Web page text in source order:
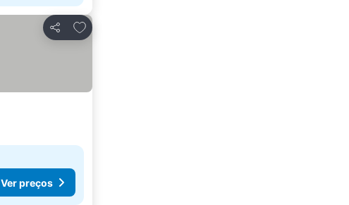
Partilhar
Adicionar aos favoritos
Ver preços